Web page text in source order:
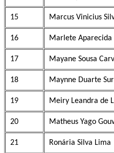
15 Marcus Vinicius
16 Marlete Aparecida
17 Mayane Sousa
18 Maynne Duarte
19 Meiry Leandra de
20 Matheus Yago
21 Ronária Silva Lima